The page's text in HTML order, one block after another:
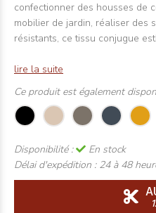
confectionner des housses de
mobilier de jardin, réaliser des
résistants, ce tissu conjugue
lire la suite
Ce produit est également
Disponibilité :
En stock
Délai d'expédition : 24 à 48